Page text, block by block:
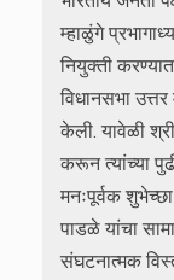
म्हाळुंगे
नियुक्ती
विधानसभा
केली. यावेळी
करून त्यांच्या
मनःपूर्वक
पाडळे यांचा
संघटनात्मक